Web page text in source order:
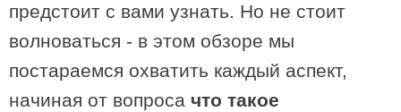
предстоит с вами узнать. Но не стоит
волноваться - в этом обзоре мы
постараемся охватить каждый аспект,
начиная от вопроса что такое